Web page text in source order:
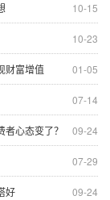
10-15
10-23
01-05
财富增值
07-14
09-24
心态变了？
07-29
09-24
好